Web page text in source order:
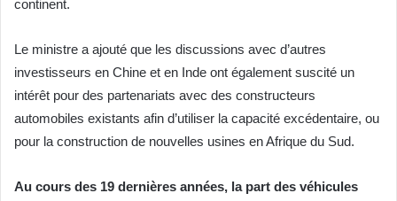
continent.
Le ministre a ajouté que les discussions avec d’autres
investisseurs en Chine et en Inde ont également suscité un
intérêt pour des partenariats avec des constructeurs
automobiles existants afin d’utiliser la capacité excédentaire, ou
pour la construction de nouvelles usines en Afrique du Sud.
Au cours des 19 dernières années, la part des véhicules